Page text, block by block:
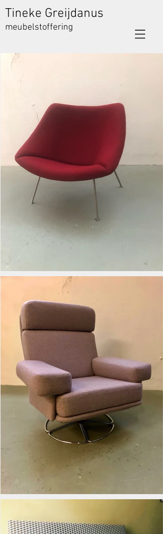
Tineke Greijdanus
meubelstoffering